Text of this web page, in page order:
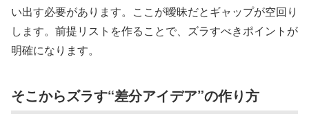
い出す必要があります。ここが曖昧だとギャップが空回り
します。前提リストを作ることで、ズラすべきポイントが
明確になります。
そこからズラす“差分アイデア”の作り方